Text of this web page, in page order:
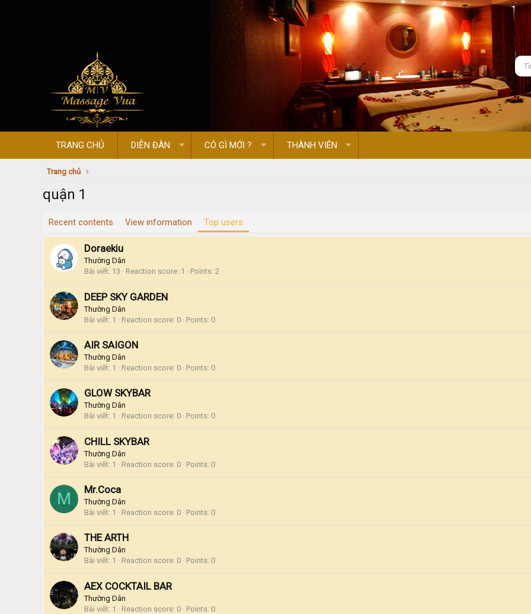
TRANG CHỦ DIỄN ĐÀN CÓ GÌ MỚI ? THÀNH VIÊN
Trang chủ
quận 1
Recent contents View information Top users
Doraekiu
Thường Dân
Bài viết 13 Reaction score 1 Points 2
DEEP SKY GARDEN
Thường Dân
Bài viết 1 Reaction score 0 Points 0
AIR SAIGON
Thường Dân
Bài viết 1 Reaction score 0 Points 0
GLOW SKYBAR
Thường Dân
Bài viết 1 Reaction score 0 Points 0
CHILL SKYBAR
Thường Dân
Bài viết 1 Reaction score 0 Points 0
M Mr.Coca
Thường Dân
Bài viết 1 Reaction score 0 Points 0
THE ARTH
Thường Dân
Bài viết 1 Reaction score 0 Points 0
AEX COCKTAIL BAR
Thường Dân
Bài viết 1 Reaction score 0 Points 0